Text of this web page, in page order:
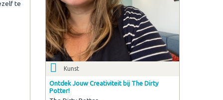
te
Kunst
Ontdek Jouw Creativiteit bij The Dirty
Potter!